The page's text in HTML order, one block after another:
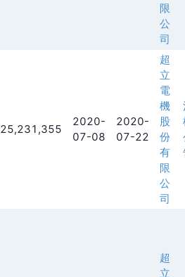
限
公
司
25,231,355
2020-
07-08
2020-
07-22
超
立
電
機
股
份
有
限
公
司
超
立